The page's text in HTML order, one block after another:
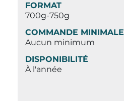
FORMAT
700g-750g
COMMANDE MINIMALE
Aucun minimum
DISPONIBILITÉ
À l'année